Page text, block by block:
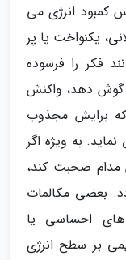
کمبود انرژی می
یکنواخت یا پر
فکر را فرسوده
گوش دهد، واکنش
برایش مجذوب
به ویژه اگر
مدام صحبت کند،
بعضی مکالمات
احساسی یا
بر سطح انرژی